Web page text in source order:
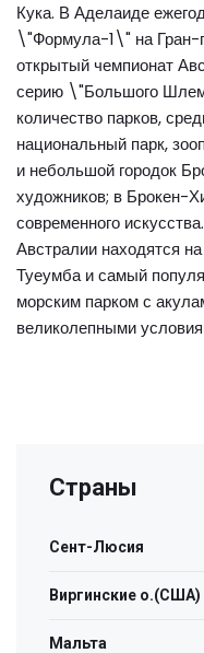
Кука. В Аделаиде
\"Формула-1\" на Гран-
открытый чемпионат
серию \"Большого
количество парков,
национальный парк,
и небольшой городок
художников; в Брокен-
современного
Австралии находятся
Туеумба и самый
морским парком с
великолепными
Страны
Сент-Люсия
Виргинские о.(США)
Мальта